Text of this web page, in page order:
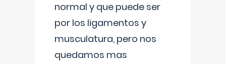
normal y que puede ser
por los ligamentos y
musculatura, pero nos
quedamos mas